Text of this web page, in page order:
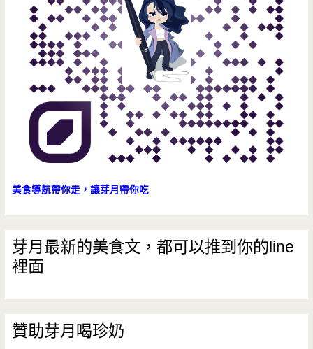
美食導航帶你走，讓芽月帶你吃
芽月最新的美食文，都可以推到你的line
裡面
贊助芽月喝珍奶